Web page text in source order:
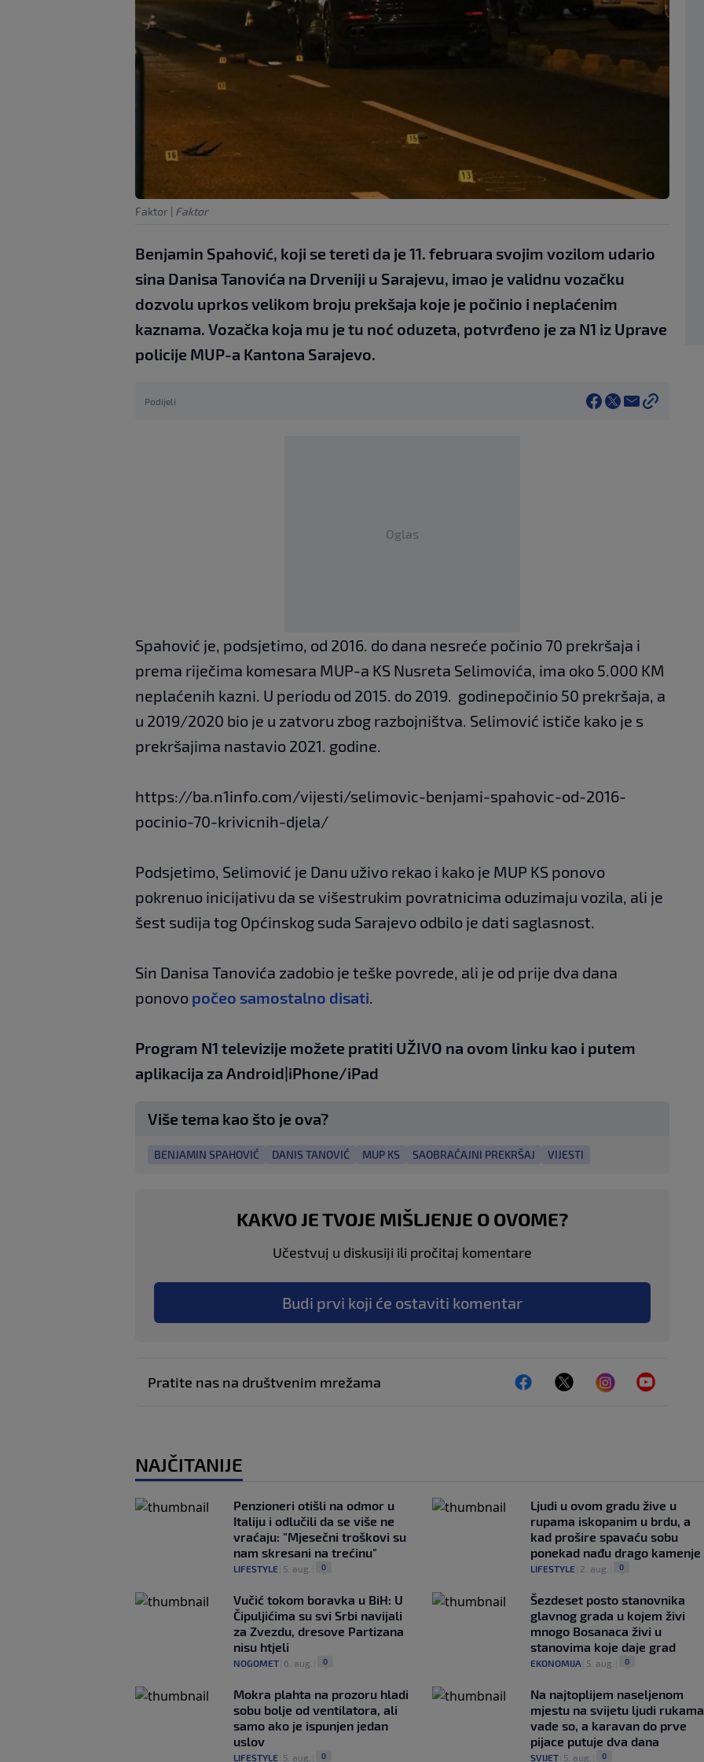
Faktor | Faktor
Benjamin Spahović, koji se tereti da je 11. februara svojim vozilom udario
sina Danisa Tanovića na Drveniji u Sarajevu, imao je validnu vozačku
dozvolu uprkos velikom broju prekšaja koje je počinio i neplaćenim
kaznama. Vozačka koja mu je tu noć oduzeta, potvrđeno je za N1 iz Uprave
policije MUP-a Kantona Sarajevo.
Podijeli
Oglas
Spahović je, podsjetimo, od 2016. do dana nesreće počinio 70 prekršaja i
prema riječima komesara MUP-a KS Nusreta Selimovića, ima oko 5.000 KM
neplaćenih kazni. U periodu od 2015. do 2019. godinepočinio 50 prekršaja, a
u 2019/2020 bio je u zatvoru zbog razbojništva. Selimović ističe kako je s
prekršajima nastavio 2021. godine.
https://ba.n1info.com/vijesti/selimovic-benjami-spahovic-od-2016-
pocinio-70-krivicnih-djela/
Podsjetimo, Selimović je Danu uživo rekao i kako je MUP KS ponovo
pokrenuo inicijativu da se višestrukim povratnicima oduzimaju vozila, ali je
šest sudija tog Općinskog suda Sarajevo odbilo je dati saglasnost.
Sin Danisa Tanovića zadobio je teške povrede, ali je od prije dva dana
ponovo počeo samostalno disati.
Program N1 televizije možete pratiti UŽIVO na ovom linku kao i putem
aplikacija za Android|iPhone/iPad
Više tema kao što je ova?
BENJAMIN SPAHOVIĆ DANIS TANOVIĆ MUP KS SAOBRAĆAJNI PREKRŠAJ VIJESTI
KAKVO JE TVOJE MIŠLJENJE O OVOME?
Učestvuj u diskusiji ili pročitaj komentare
Budi prvi koji će ostaviti komentar
Pratite nas na društvenim mrežama
NAJČITANIJE
Penzioneri otišli na odmor u
Italiju i odlučili da se više ne
vraćaju: "Mjesečni troškovi su
nam skresani na trećinu"
LIFESTYLE 5. aug. 0
Ljudi u ovom gradu žive u
rupama iskopanim u brdu, a
kad prošire spavaću sobu
ponekad nađu drago kamenje
LIFESTYLE| 2. aug. 0
Vučić tokom boravka u BiH: U
Čipuljićima su svi Srbi navijali
za Zvezdu, dresove Partizana
nisu htjeli
NOGOMET 6. aug. 0
Šezdeset posto stanovnika
glavnog grada u kojem živi
mnogo Bosanaca živi u
stanovima koje daje grad
EKONOMIJA 5. aug. 0
Mokra plahta na prozoru hladi
sobu bolje od ventilatora, ali
samo ako je ispunjen jedan
uslov
LIFESTYLE 5. aug. 0
Na najtoplijem naseljenom
mjestu na svijetu ljudi rukama
vade so, a karavan do prve
pijace putuje dva dana
SVIJET| 5. aug. 0